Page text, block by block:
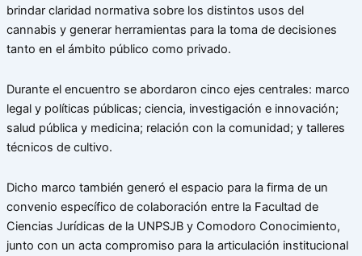
brindar claridad normativa sobre los distintos usos del
cannabis y generar herramientas para la toma de decisiones
tanto en el ámbito público como privado.
Durante el encuentro se abordaron cinco ejes centrales: marco
legal y políticas públicas; ciencia, investigación e innovación;
salud pública y medicina; relación con la comunidad; y talleres
técnicos de cultivo.
Dicho marco también generó el espacio para la firma de un
convenio específico de colaboración entre la Facultad de
Ciencias Jurídicas de la UNPSJB y Comodoro Conocimiento,
junto con un acta compromiso para la articulación institucional